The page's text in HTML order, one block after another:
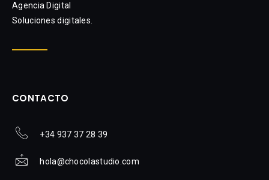
Agencia Digital
Soluciones digitales.
CONTACTO
+34 937 37 28 39
hola@chocolastudio.com